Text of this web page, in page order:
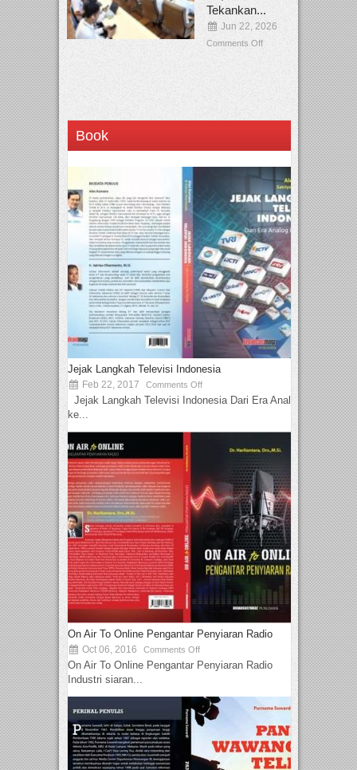
Tekankan...
Jun 22, 2026
Comments Off
Book
Jejak Langkah Televisi Indonesia
Feb 22, 2017 Comments Off
Jejak Langkah Televisi Indonesia Dari Era Analog
ke...
On Air To Online Pengantar Penyiaran Radio
Oct 06, 2016 Comments Off
On Air To Online Pengantar Penyiaran Radio
Industri siaran...